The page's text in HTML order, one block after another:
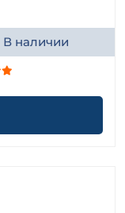
В наличии